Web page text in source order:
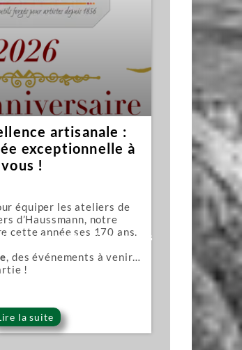
Lames pour scies japonaises
artisanale :
exceptionnelle à
!
équiper les ateliers de
d’Haussmann, notre
cette année ses 170 ans.
, des événements à venir…
!
la suite